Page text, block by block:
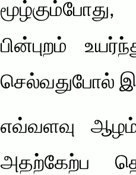
பின்புறம்
செல்வதுபோல்
எவ்வளவு
அதற்கேற்ப